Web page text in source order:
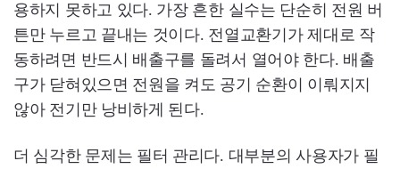
용하지 못하고 있다. 가장 흔한 실수는 단순히 전원 버
튼만 누르고 끝내는 것이다. 전열교환기가 제대로 작
동하려면 반드시 배출구를 돌려서 열어야 한다. 배출
구가 닫혀있으면 전원을 켜도 공기 순환이 이뤄지지
않아 전기만 낭비하게 된다.
더 심각한 문제는 필터 관리다. 대부분의 사용자가 필